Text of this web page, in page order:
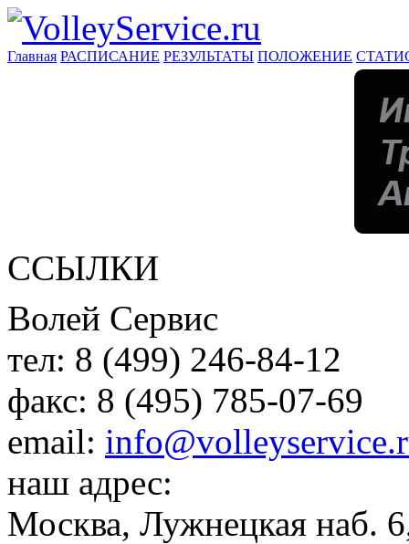
Главная РАСПИСАНИЕ РЕЗУЛЬТАТЫ ПОЛОЖЕНИЕ
ССЫЛКИ
Волей Сервис
тел: 8 (499) 246-84-12
факс: 8 (495) 785-07-69
email:
наш адрес:
Москва, Лужнецкая наб.